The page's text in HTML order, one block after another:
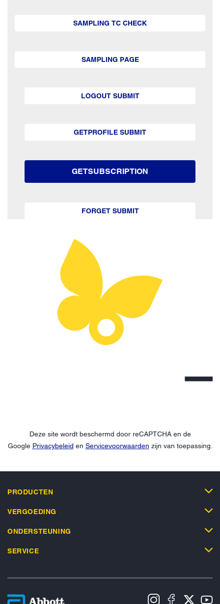
SAMPLING TC CHECK
SAMPLING PAGE
LOGOUT SUBMIT
GETPROFILE SUBMIT
GETSUBSCRIPTION
FORGET SUBMIT
Deze site wordt beschermd door reCAPTCHA en de
Google Privacybeleid en Servicevoorwaarden zijn van toepassing.
PRODUCTEN
VERGOEDING
ONDERSTEUNING
SERVICE